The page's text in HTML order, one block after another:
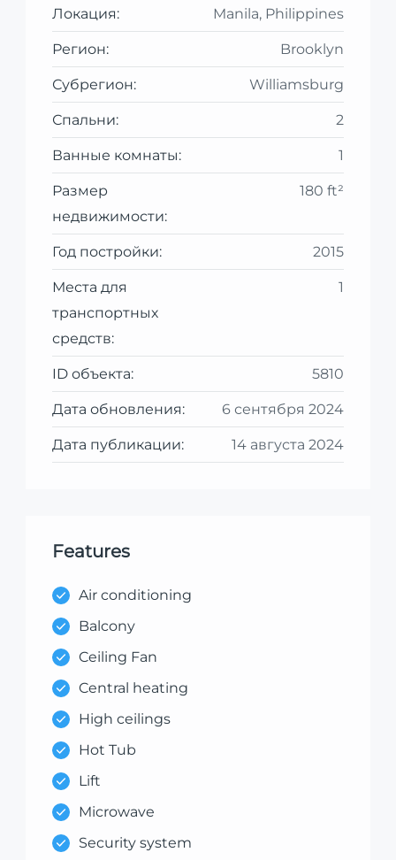
Локация: Manila, Philippines
Регион: Brooklyn
Субрегион: Williamsburg
Спальни: 2
Ванные комнаты: 1
Размер
недвижимости:
180 ft²
Год постройки: 2015
Места для
транспортных
средств:
1
ID объекта: 5810
Дата обновления: 6 сентября 2024
Дата публикации: 14 августа 2024
Features
Air conditioning
Balcony
Ceiling Fan
Central heating
High ceilings
Hot Tub
Lift
Microwave
Security system